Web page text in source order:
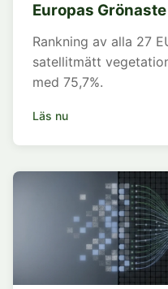
Europas
Rankning av alla 27
satellitmätt
med 75,7%.
Läs nu